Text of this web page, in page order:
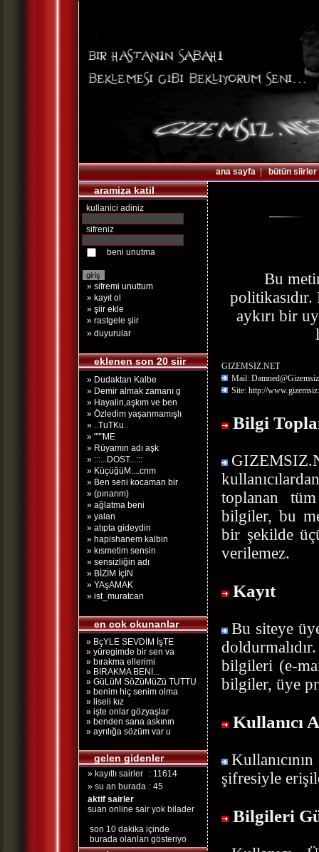
ana sayfa|bütün siirler
aramiza katil
kullanici adiniz
sifreniz
beni unutma
» sifremi unuttum
» kayıt ol
» şiir ekle
» rastgele şiir
» duyurular
eklenen son 20 siir
» Dudaktan Kalbe
» Demir almak zamanı g
» Hayalin,aşkım ve ben
» Özledim yaşanmamışlı
» ..TuTKu..
» """ME
» Rüyamın adı aşk
» :::...DOST...:::
» KüçüğüM....cnm
» Ben seni kocaman bir
» (pınarım)
» ağlatma beni
» yalan
» atıpta gideydin
» hapishanem kalbin
» kısmetim sensin
» sensizliğin adı
» BİZİM İçİN
» YAşAMAK
» ist_muratcan
en cok okunanlar
» BçYLE SEVDİM İşTE
» yüregimde bir sen va
» bırakma ellerimi
» BIRAKMA BENİ...
» GüLüM SöZüMüZü TUTTU
» benim hiç senim olma
» liseli kız
» işte onlar gözyaşlar
» benden sana askının
» ayrılığa sözüm var u
gelen gidenler
» kayıtlı sairler
: 11614
» su an burada : 45
aktif sairler
suan online sair yok bilader
son 10 dakika içinde
burada olanları gösteriyo
Bu
aykırı bir
GIZEMSIZ.NET
Mail:
Site: http://
Bilgi
toplanan
bilgiler, bu
bir şekilde
verilemez.
Kayıt
Bu siteye
bilgileri (e-
bilgiler, üye
Kullanıcı
şifresiyle
Bilgileri